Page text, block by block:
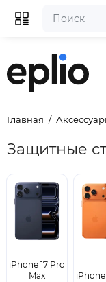
Главная
Защитные
iPhone 17 Pro
Max
iPhone